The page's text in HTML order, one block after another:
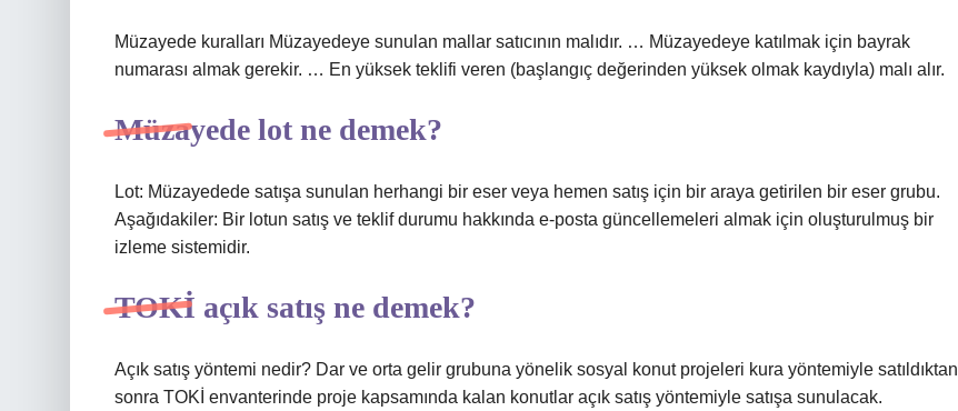
Müzayede kuralları Müzayedeye sunulan mallar satıcının malıdır. … Müzayedeye katılmak için bayrak
numarası almak gerekir. … En yüksek teklifi veren (başlangıç ​​değerinden yüksek olmak kaydıyla) malı alır.
Müzayede lot ne demek?
Lot: Müzayedede satışa sunulan herhangi bir eser veya hemen satış için bir araya getirilen bir eser grubu.
Aşağıdakiler: Bir lotun satış ve teklif durumu hakkında e-posta güncellemeleri almak için oluşturulmuş bir
izleme sistemidir.
TOKİ açık satış ne demek?
Açık satış yöntemi nedir? Dar ve orta gelir grubuna yönelik sosyal konut projeleri kura yöntemiyle satıldıktan
sonra TOKİ envanterinde proje kapsamında kalan konutlar açık satış yöntemiyle satışa sunulacak.